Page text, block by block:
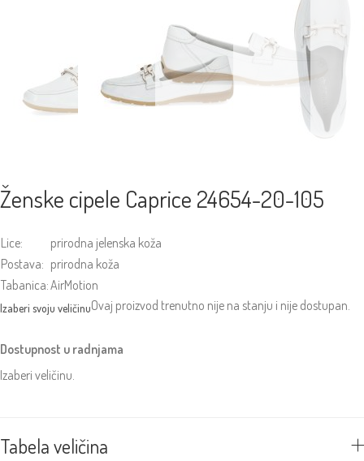
Ženske cipele Caprice 24654-20-105
Lice:
prirodna jelenska koža
Postava: prirodna koža
Tabanica:AirMotion
Ovaj proizvod trenutno nije na stanju i nije dostupan.
Dostupnost u radnjama
Izaberi veličinu.
Tabela veličina